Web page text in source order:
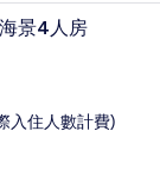
105 庭園浴
景4人房
入住人數計費)